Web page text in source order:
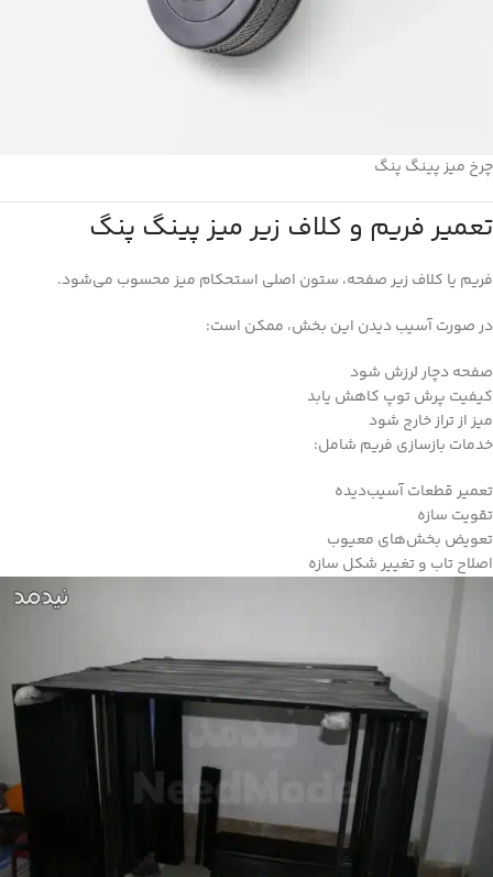
چرخ میز پینگ پنگ
تعمیر فریم و کلاف زیر میز پینگ پنگ
فریم یا کلاف زیر صفحه، ستون اصلی استحکام میز محسوب می‌شود.
در صورت آسیب دیدن این بخش، ممکن است:
صفحه دچار لرزش شود
کیفیت پرش توپ کاهش یابد
میز از تراز خارج شود
خدمات بازسازی فریم شامل:
تعمیر قطعات آسیب‌دیده
تقویت سازه
تعویض بخش‌های معیوب
اصلاح تاب و تغییر شکل سازه